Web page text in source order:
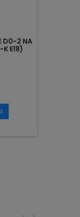
D0-2 NA
E18)